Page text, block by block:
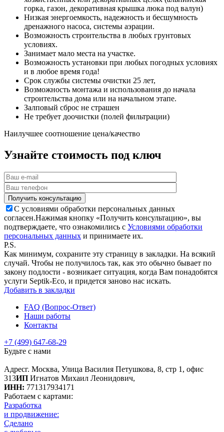
горка, газон, декоративная крышка люка под валун)
Низкая энергоемкость, надежность и бесшумность
дренажного насоса, системы аэрации.
Возможность строительства в любых грунтовых
условиях.
Занимает мало места на участке.
Возможность установки при любых погодных условиях
и в любое время года!
Срок службы системы очистки 25 лет,
Возможность монтажа и использования до начала
строительства дома или на начальном этапе.
Залповый сброс не страшен
Не требует доочистки (полей фильтрации)
Наилучшее соотношение цена/качество
Узнайте стоимость под ключ
С условиями обработки персональных данных
согласен.Нажимая кнопку «Получить консультацию», вы
подтверждаете, что ознакомились с Условиями обработки
персональных данных и принимаете их.
P.S.
Как минимум, сохраните эту страницу в закладки. На всякий
случай. Чтобы не получилось так, как это обычно бывает по
закону подлости - возникает ситуация, когда Вам понадобятся
услуги Septik-Eco, и придется заново нас искать.
Добавить в закладки
FAQ (Вопрос-Ответ)
Наши работы
Контакты
+7 (499) 647-68-29
Будьте с нами
Адресг. Москва, Улица Василия Петушкова, 8, стр 1, офис
313ИП Игнатов Михаил Леонидович,
ИНН: 771317934171
Работаем с картами:
Разработка
и продвижение:
Сделано